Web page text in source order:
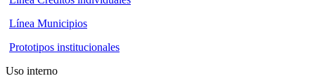
Línea Municipios
Prototipos institucionales
Uso interno